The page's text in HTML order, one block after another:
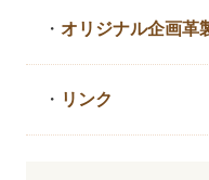
・ オリジナル企画革
・ リンク